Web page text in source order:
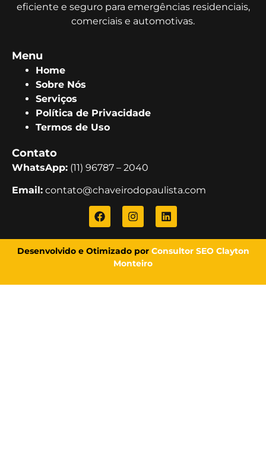
eficiente e seguro para emergências residenciais,
comerciais e automotivas.
Menu
Home
Sobre Nós
Serviços
Política de Privacidade
Termos de Uso
Contato
WhatsApp: (11) 96787 – 2040
Email: contato@chaveirodopaulista.com
Desenvolvido e Otimizado por Consultor SEO Clayton
Monteiro